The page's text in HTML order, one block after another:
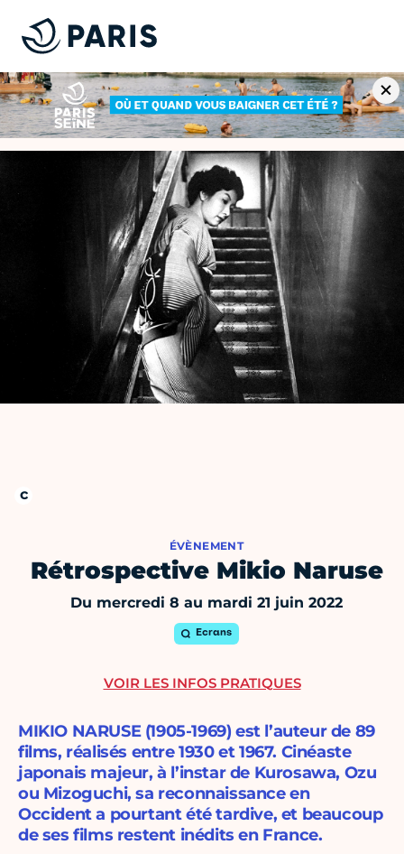
ÉVÈNEMENT
Rétrospective Mikio Naruse
Du mercredi 8 au mardi 21 juin 2022
Ecrans
MIKIO NARUSE (1905-1969) est l’auteur de 89
films, réalisés entre 1930 et 1967. Cinéaste
japonais majeur, à l’instar de Kurosawa, Ozu
ou Mizoguchi, sa reconnaissance en
Occident a pourtant été tardive, et beaucoup
de ses films restent inédits en France.
VOIR LES INFOS PRATIQUES